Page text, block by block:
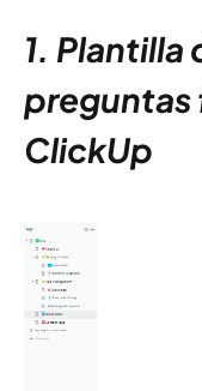
1.
preguntas
ClickUp